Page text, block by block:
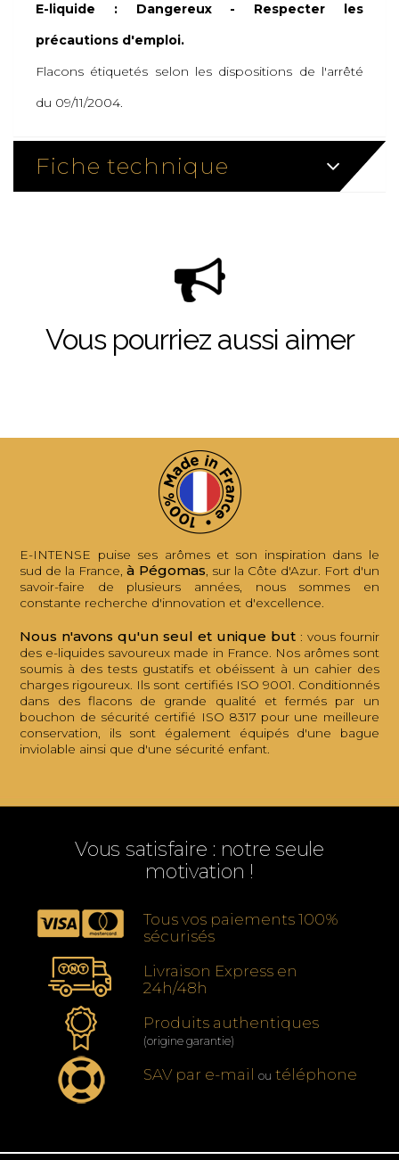
E-liquide : Dangereux - Respecter les
précautions d'emploi.
Flacons étiquetés selon les dispositions de l'arrêté
du 09/11/2004.
Fiche technique
Vous pourriez aussi aimer
E-INTENSE puise ses arômes et son inspiration dans le
sud de la France,à Pégomas, sur la Côte d'Azur. Fort d'un
savoir-faire de plusieurs années, nous sommes en
constante recherche d'innovation et d'excellence.
Nous n'avons qu'un seul et unique but: vous fournir
des e-liquides savoureux made in France. Nos arômes sont
soumis à des tests gustatifs et obéissent à un cahier des
charges rigoureux. Ils sont certifiés ISO 9001. Conditionnés
dans des flacons de grande qualité et fermés par un
bouchon de sécurité certifié ISO 8317 pour une meilleure
conservation, ils sont également équipés d'une bague
inviolable ainsi que d'une sécurité enfant.
Vous satisfaire : notre seule
motivation !
Tous vos paiements 100%
sécurisés
Livraison Express en
24h/48h
Produits authentiques
(origine garantie)
SAV par e-mail ou téléphone